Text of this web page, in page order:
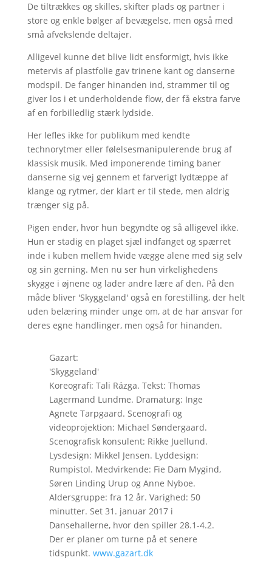
De tiltrækkes og skilles, skifter plads og partner i
store og enkle bølger af bevægelse, men også med
små afvekslende deltajer.
Alligevel kunne det blive lidt ensformigt, hvis ikke
metervis af plastfolie gav trinene kant og danserne
modspil. De fanger hinanden ind, strammer til og
giver los i et underholdende flow, der få ekstra farve
af en forbilledlig stærk lydside.
Her lefles ikke for publikum med kendte
technorytmer eller følelsesmanipulerende brug af
klassisk musik. Med imponerende timing baner
danserne sig vej gennem et farverigt lydtæppe af
klange og rytmer, der klart er til stede, men aldrig
trænger sig på.
Pigen ender, hvor hun begyndte og så alligevel ikke.
Hun er stadig en plaget sjæl indfanget og spærret
inde i kuben mellem hvide vægge alene med sig selv
og sin gerning. Men nu ser hun virkelighedens
skygge i øjnene og lader andre lære af den. På den
måde bliver 'Skyggeland' også en forestilling, der helt
uden belæring minder unge om, at de har ansvar for
deres egne handlinger, men også for hinanden.
Gazart:
'Skyggeland'
Koreografi: Tali Rázga. Tekst: Thomas
Lagermand Lundme. Dramaturg: Inge
Agnete Tarpgaard. Scenografi og
videoprojektion: Michael Søndergaard.
Scenografisk konsulent: Rikke Juellund.
Lysdesign: Mikkel Jensen. Lyddesign:
Rumpistol. Medvirkende: Fie Dam Mygind,
Søren Linding Urup og Anne Nyboe.
Aldersgruppe: fra 12 år. Varighed: 50
minutter. Set 31. januar 2017 i
Dansehallerne, hvor den spiller 28.1-4.2.
Der er planer om turne på et senere
tidspunkt. www.gazart.dk